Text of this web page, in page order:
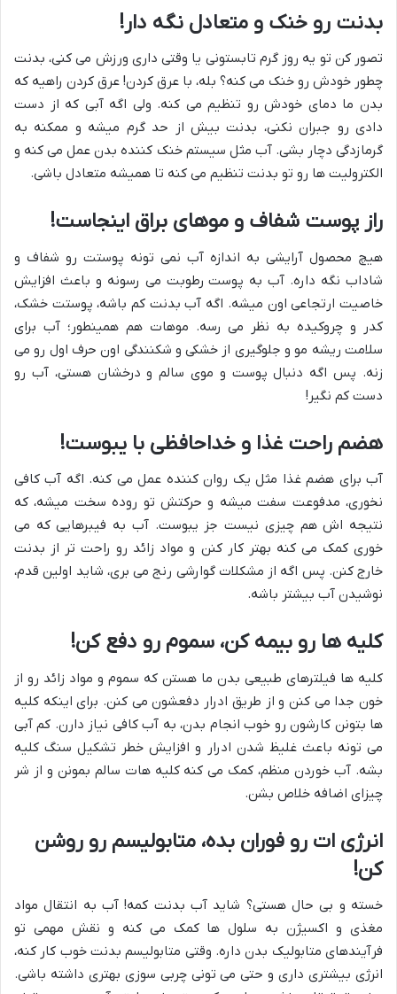
بدنت رو خنک و متعادل نگه دار!
تصور کن تو یه روز گرم تابستونی یا وقتی داری ورزش می کنی، بدنت
چطور خودش رو خنک می کنه؟ بله، با عرق کردن! عرق کردن راهیه که
بدن ما دمای خودش رو تنظیم می کنه. ولی اگه آبی که از دست
دادی رو جبران نکنی، بدنت بیش از حد گرم میشه و ممکنه به
گرمازدگی دچار بشی. آب مثل سیستم خنک کننده بدن عمل می کنه و
الکترولیت ها رو تو بدنت تنظیم می کنه تا همیشه متعادل باشی.
راز پوست شفاف و موهای براق اینجاست!
هیچ محصول آرایشی به اندازه آب نمی تونه پوستت رو شفاف و
شاداب نگه داره. آب به پوست رطوبت می رسونه و باعث افزایش
خاصیت ارتجاعی اون میشه. اگه آب بدنت کم باشه، پوستت خشک،
کدر و چروکیده به نظر می رسه. موهات هم همینطور؛ آب برای
سلامت ریشه مو و جلوگیری از خشکی و شکنندگی اون حرف اول رو می
زنه. پس اگه دنبال پوست و موی سالم و درخشان هستی، آب رو
دست کم نگیر!
هضم راحت غذا و خداحافظی با یبوست!
آب برای هضم غذا مثل یک روان کننده عمل می کنه. اگه آب کافی
نخوری، مدفوعت سفت میشه و حرکتش تو روده سخت میشه، که
نتیجه اش هم چیزی نیست جز یبوست. آب به فیبرهایی که می
خوری کمک می کنه بهتر کار کنن و مواد زائد رو راحت تر از بدنت
خارج کنن. پس اگه از مشکلات گوارشی رنج می بری، شاید اولین قدم،
نوشیدن آب بیشتر باشه.
کلیه ها رو بیمه کن، سموم رو دفع کن!
کلیه ها فیلترهای طبیعی بدن ما هستن که سموم و مواد زائد رو از
خون جدا می کنن و از طریق ادرار دفعشون می کنن. برای اینکه کلیه
ها بتونن کارشون رو خوب انجام بدن، به آب کافی نیاز دارن. کم آبی
می تونه باعث غلیظ شدن ادرار و افزایش خطر تشکیل سنگ کلیه
بشه. آب خوردن منظم، کمک می کنه کلیه هات سالم بمونن و از شر
چیزای اضافه خلاص بشن.
انرژی ات رو فوران بده، متابولیسم رو روشن
کن!
خسته و بی حال هستی؟ شاید آب بدنت کمه! آب به انتقال مواد
مغذی و اکسیژن به سلول ها کمک می کنه و نقش مهمی تو
فرآیندهای متابولیک بدن داره. وقتی متابولیسم بدنت خوب کار کنه،
انرژی بیشتری داری و حتی می تونی چربی سوزی بهتری داشته باشی.